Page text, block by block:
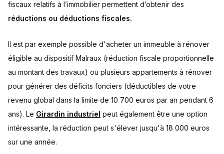
fiscaux relatifs à l’immobilier permettent d’obtenir des
réductions ou déductions fiscales.
Il est par exemple possible d'acheter un immeuble à rénover
éligible au dispositif Malraux (réduction fiscale proportionnelle
au montant des travaux) ou plusieurs appartements à rénover
pour générer des déficits fonciers (déductibles de votre
revenu global dans la limite de 10 700 euros par an pendant 6
ans). Le Girardin industriel peut également être une option
intéressante, la réduction peut s'élever jusqu'à 18 000 euros
sur une année.